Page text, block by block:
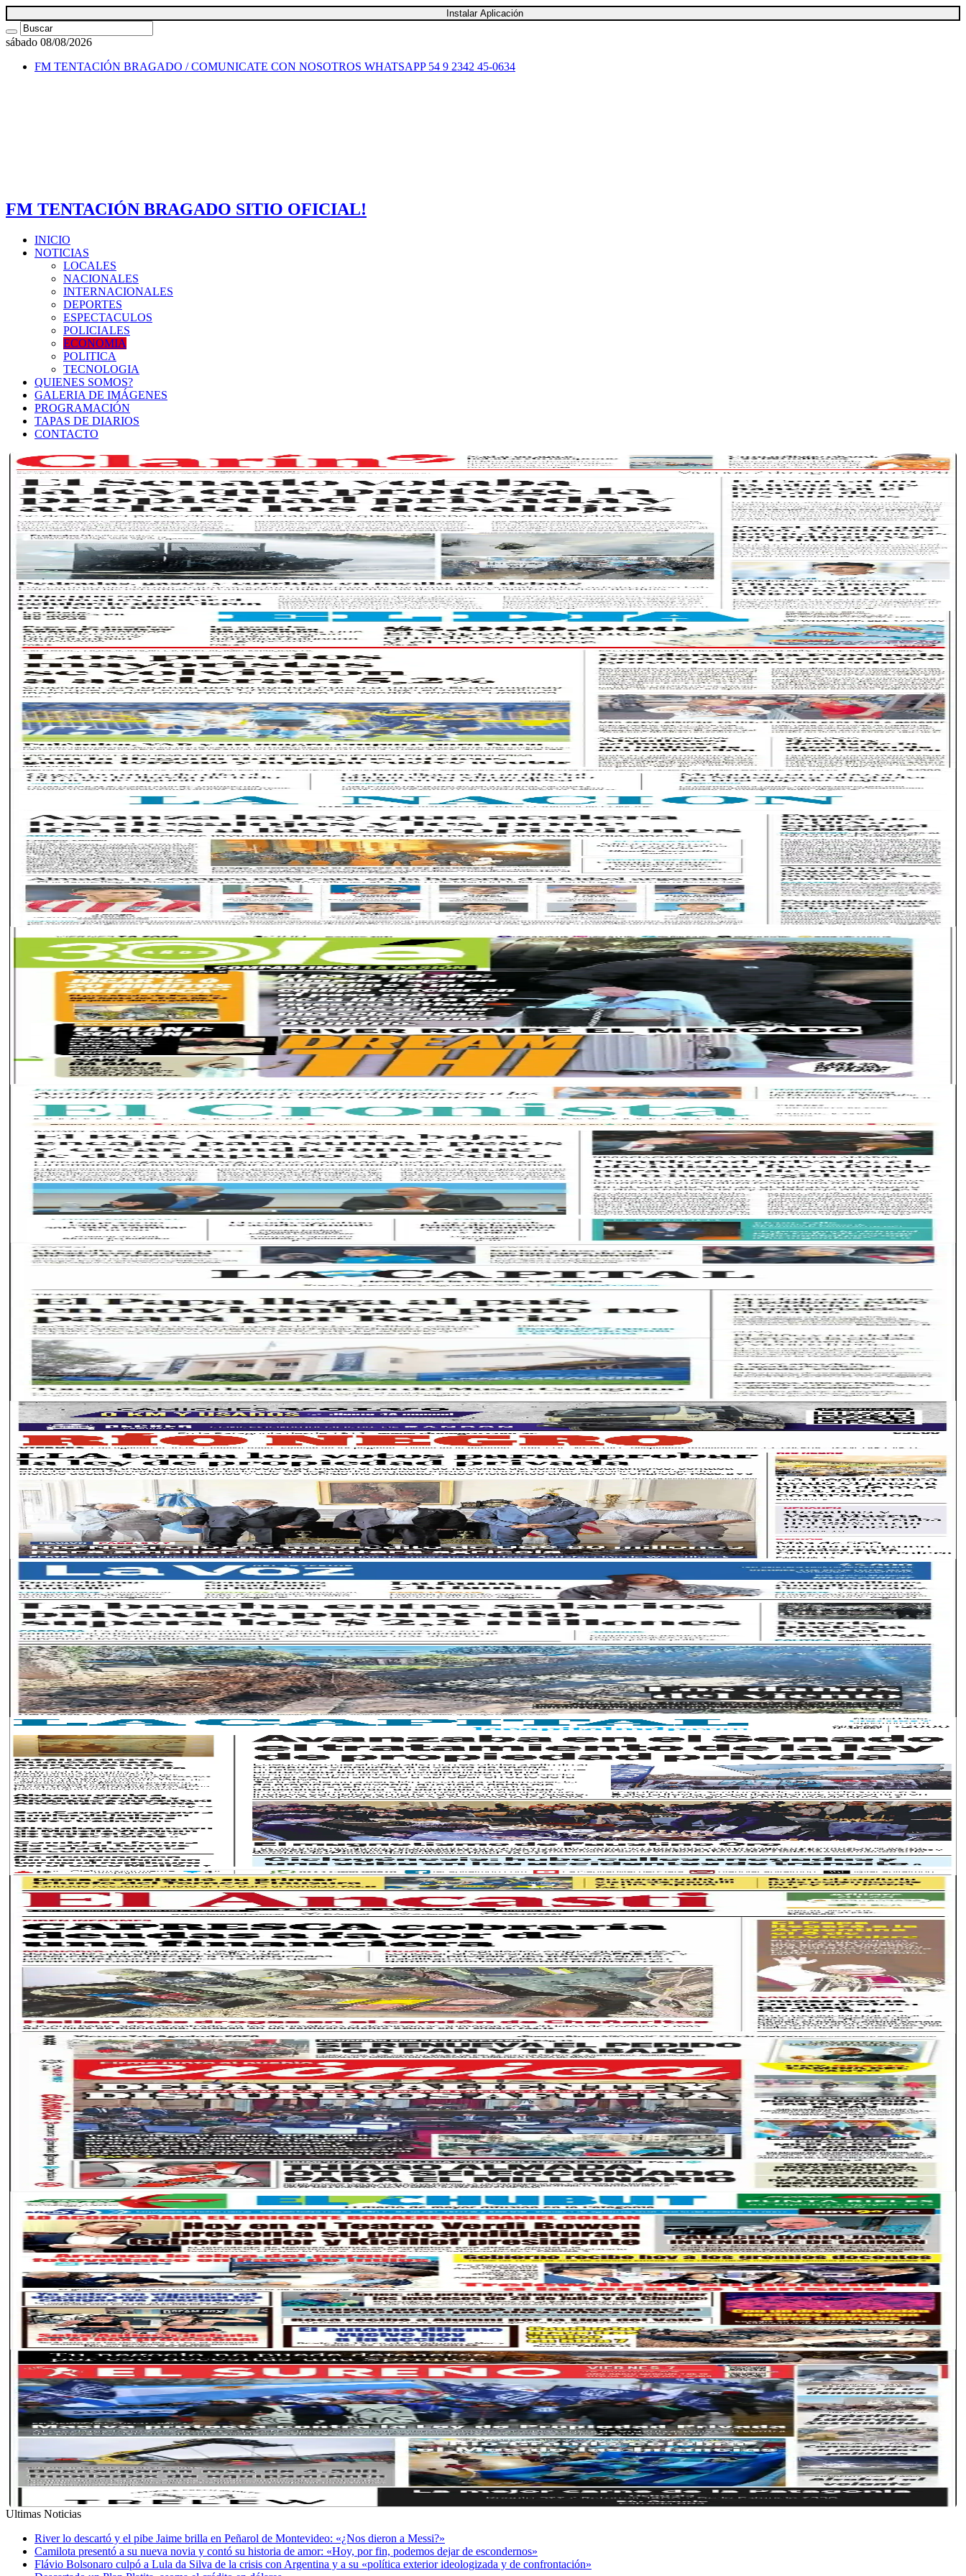
Instalar Aplicación
sábado 08/08/2026
FM TENTACIÓN BRAGADO / COMUNICATE CON NOSOTROS WHATSAPP 54 9 2342 45-0634
FM TENTACIÓN BRAGADO SITIO OFICIAL!
INICIO
NOTICIAS
LOCALES
NACIONALES
INTERNACIONALES
DEPORTES
ESPECTACULOS
POLICIALES
ECONOMIA
POLITICA
TECNOLOGIA
QUIENES SOMOS?
GALERIA DE IMÁGENES
PROGRAMACIÓN
TAPAS DE DIARIOS
CONTACTO
Ultimas Noticias
River lo descartó y el pibe Jaime brilla en Peñarol de Montevideo: «¿Nos dieron a Messi?»
Camilota presentó a su nueva novia y contó su historia de amor: «Hoy, por fin, podemos dejar de escondernos»
Flávio Bolsonaro culpó a Lula da Silva de la crisis con Argentina y a su «política exterior ideologizada y de confrontación»